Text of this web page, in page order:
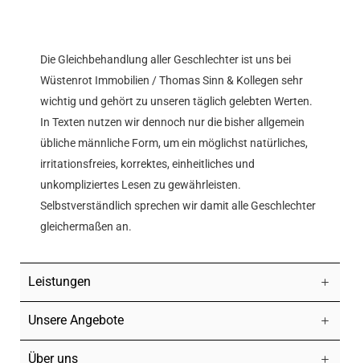
Die Gleichbehandlung aller Geschlechter ist uns bei
Wüstenrot Immobilien / Thomas Sinn & Kollegen sehr
wichtig und gehört zu unseren täglich gelebten Werten.
In Texten nutzen wir dennoch nur die bisher allgemein
übliche männliche Form, um ein möglichst natürliches,
irritationsfreies, korrektes, einheitliches und
unkompliziertes Lesen zu gewährleisten.
Selbstverständlich sprechen wir damit alle Geschlechter
gleichermaßen an.
Leistungen
Unsere Angebote
Über uns